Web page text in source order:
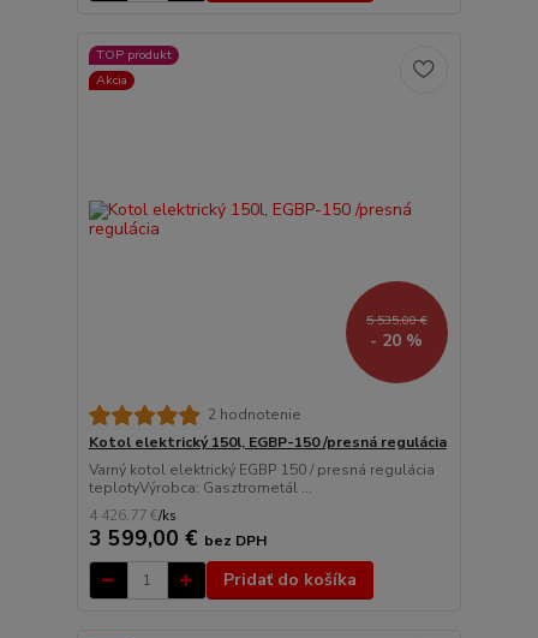
TOP produkt
Akcia
5 535,00 €
- 20 %
2 hodnotenie
Kotol elektrický 150l, EGBP-150 /presná regulácia
Varný kotol elektrický EGBP 150 / presná regulácia
teplotyVýrobca: Gasztrometál ...
4 426,77 €/ks
3 599,00 € bez DPH
Pridať do košíka